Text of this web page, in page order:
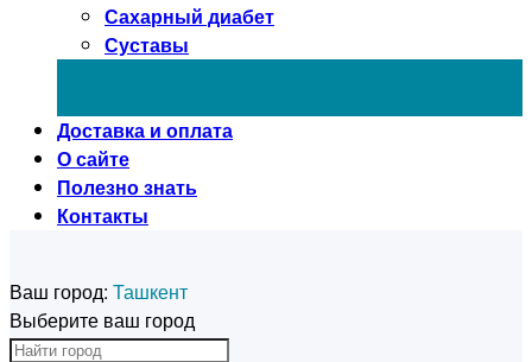
Сахарный диабет
Суставы
Доставка и оплата
О сайте
Полезно знать
Контакты
Ваш город: Ташкент
Выберите ваш город